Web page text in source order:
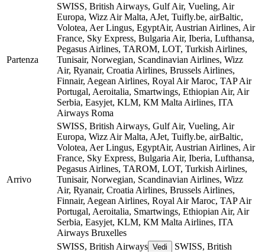
Partenza
SWISS, British Airways, Gulf Air, Vueling, Air
Europa, Wizz Air Malta, AJet, Tuifly.be, airBaltic,
Volotea, Aer Lingus, EgyptAir, Austrian Airlines, Air
France, Sky Express, Bulgaria Air, Iberia, Lufthansa,
Pegasus Airlines, TAROM, LOT, Turkish Airlines,
Tunisair, Norwegian, Scandinavian Airlines, Wizz
Air, Ryanair, Croatia Airlines, Brussels Airlines,
Finnair, Aegean Airlines, Royal Air Maroc, TAP Air
Portugal, Aeroitalia, Smartwings, Ethiopian Air, Air
Serbia, Easyjet, KLM, KM Malta Airlines, ITA
Airways Roma
Arrivo
SWISS, British Airways, Gulf Air, Vueling, Air
Europa, Wizz Air Malta, AJet, Tuifly.be, airBaltic,
Volotea, Aer Lingus, EgyptAir, Austrian Airlines, Air
France, Sky Express, Bulgaria Air, Iberia, Lufthansa,
Pegasus Airlines, TAROM, LOT, Turkish Airlines,
Tunisair, Norwegian, Scandinavian Airlines, Wizz
Air, Ryanair, Croatia Airlines, Brussels Airlines,
Finnair, Aegean Airlines, Royal Air Maroc, TAP Air
Portugal, Aeroitalia, Smartwings, Ethiopian Air, Air
Serbia, Easyjet, KLM, KM Malta Airlines, ITA
Airways Bruxelles
SWISS, British Airways Vedi
SWISS, British